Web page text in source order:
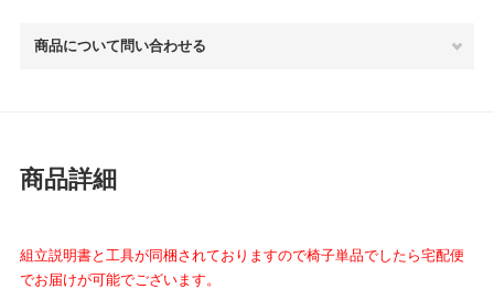
商品について問い合わせる
商品詳細
組立説明書と工具が同梱されておりますので椅子単品でしたら宅配便
でお届けが可能でございます。